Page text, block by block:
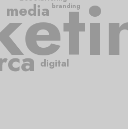
media
digital
branding